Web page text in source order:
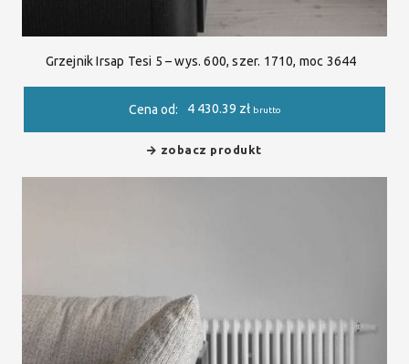
Grzejnik Irsap Tesi 5 – wys. 600, szer. 1710, moc 3644
Cena od: 4 430.39 zł brutto
zobacz produkt